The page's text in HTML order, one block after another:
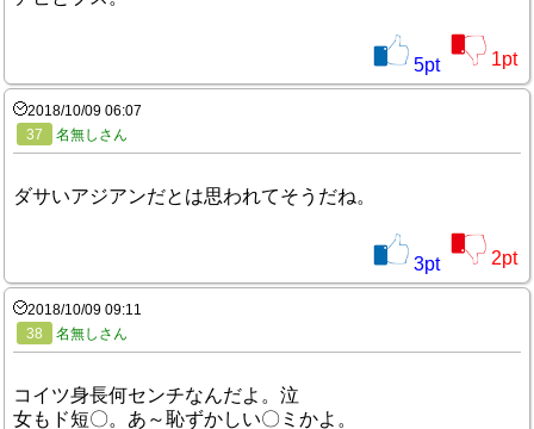
5pt 1pt
2018/10/09 06:07
37
名無しさん
ダサいアジアンだとは思われてそうだね。
3pt 2pt
2018/10/09 09:11
38
名無しさん
コイツ身長何センチなんだよ。泣
女もド短〇。あ～恥ずかしい〇ミかよ。